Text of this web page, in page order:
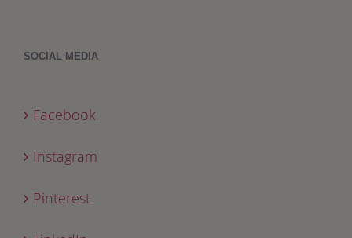
SOCIAL MEDIA
Facebook
Instagram
Pinterest